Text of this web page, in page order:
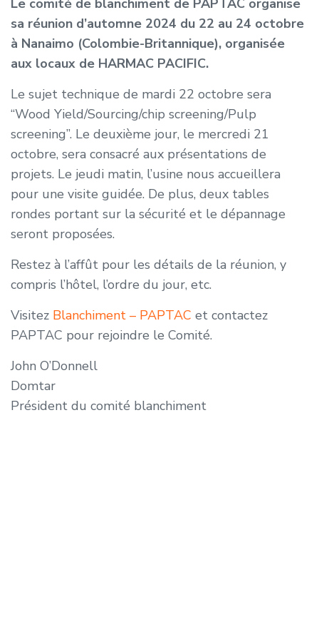
Le comité de blanchiment de PAPTAC organise
sa réunion d’automne 2024 du 22 au 24 octobre
à Nanaimo (Colombie-Britannique), organisée
aux locaux de HARMAC PACIFIC.
Le sujet technique de mardi 22 octobre sera
“Wood Yield/Sourcing/chip screening/Pulp
screening”. Le deuxième jour, le mercredi 21
octobre, sera consacré aux présentations de
projets. Le jeudi matin, l’usine nous accueillera
pour une visite guidée. De plus, deux tables
rondes portant sur la sécurité et le dépannage
seront proposées.
Restez à l’affût pour les détails de la réunion, y
compris l’hôtel, l’ordre du jour, etc.
Visitez Blanchiment – PAPTAC et contactez
PAPTAC pour rejoindre le Comité.
John O’Donnell
Domtar
Président du comité blanchiment